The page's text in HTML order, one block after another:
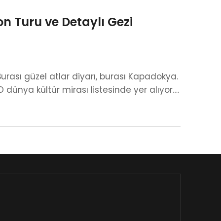
Turu ve Detaylı Gezi
güzel atlar diyarı, burası Kapadokya.
dünya kültür mirası listesinde yer alıyor….